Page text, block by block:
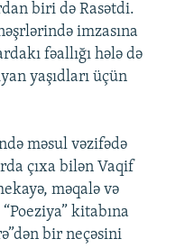
biri də Rasətdi.
imzasına
fəallığı hələ də
yaşıdları üçün
məsul vəzifədə
çıxa bilən Vaqif
məqalə və
kitabına
bir neçəsini